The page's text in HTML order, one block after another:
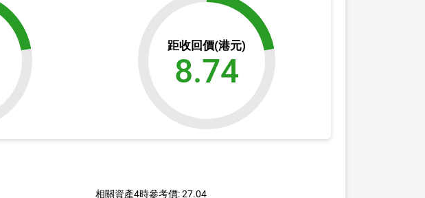
距收回價(港元)
8.74
相關資產4時參考價:27.04